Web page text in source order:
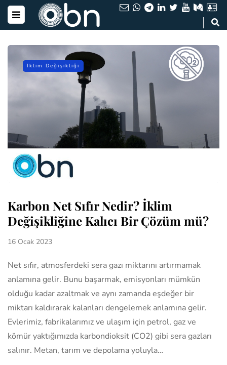
İklim Değişikliği
Karbon Net Sıfır Nedir? İklim
Değişikliğine Kalıcı Bir Çözüm mü?
16 Ocak 2023
Net sıfır, atmosferdeki sera gazı miktarını artırmamak
anlamına gelir. Bunu başarmak, emisyonları mümkün
olduğu kadar azaltmak ve aynı zamanda eşdeğer bir
miktarı kaldırarak kalanları dengelemek anlamına gelir.
Evlerimiz, fabrikalarımız ve ulaşım için petrol, gaz ve
kömür yaktığımızda karbondioksit (CO2) gibi sera gazları
salınır. Metan, tarım ve depolama yoluyla…